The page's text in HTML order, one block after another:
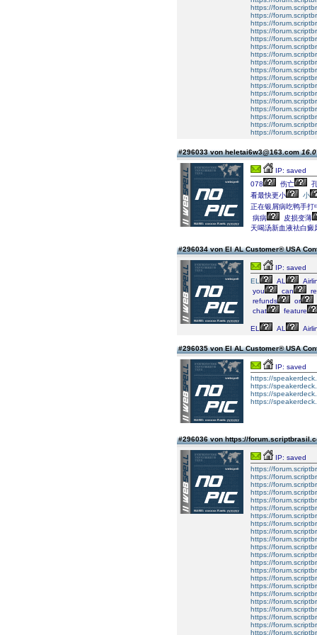
https://
https://
https://
https://
https://
https://
https://
https://
https://
https://
https://
https://
https://
https://
https://
https://
https://
#296033 von heletai6w3@163.com
IP: saved
078
伤亡
看最快更小
小
正在银屑病吃鸭手打
病病
皮损变薄
天喝汤新血液祛白癜
#296034 von El AL Customer® USA
IP: saved
EL
AL
you
can
refunds
or
chat
feature
EL AL
#296035 von El AL Customer® USA
IP: saved
https://
https://
https://
https://
#296036 von https://
IP: saved
https://
https://
https://
https://
https://
https://
https://
https://
https://
https://
https://
https://
https://
https://
https://
https://
https://
https://
https://
https://
https://
https://